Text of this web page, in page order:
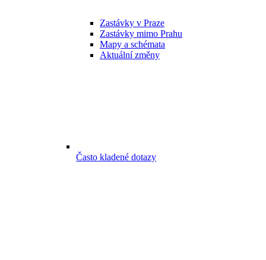
Zastávky v Praze
Zastávky mimo Prahu
Mapy a schémata
Aktuální změny
Často kladené dotazy